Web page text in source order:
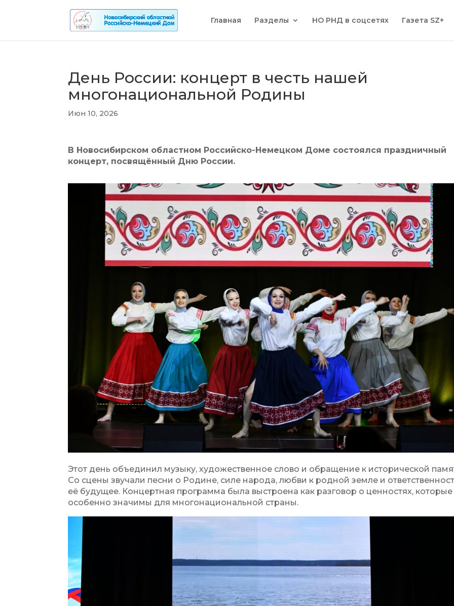
Главная Разделы НО РНД в соцсетях Газета SZ+
День России: концерт в честь нашей
многонациональной Родины
Июн 10, 2026
В Новосибирском областном Российско-Немецком Доме состоялся праздничный
концерт, посвящённый Дню России.
Этот день объединил музыку, художественное слово и обращение к исторической
Со сцены звучали песни о Родине, силе народа, любви к родной земле и
её будущее. Концертная программа была выстроена как разговор о ценностях, которые
особенно значимы для многонациональной страны.